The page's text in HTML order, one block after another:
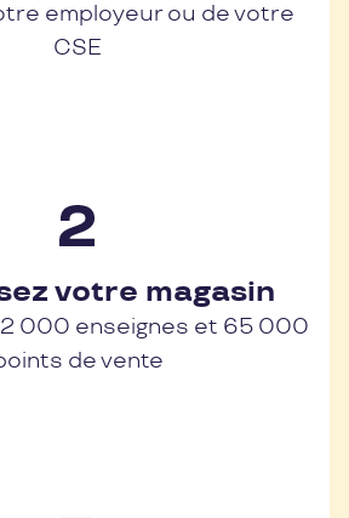
employeur ou de votre
CSE
votre magasin
2 000 enseignes et 65 000
de vente